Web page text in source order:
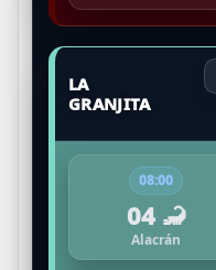
LA
GRANJITA
08:00
04 🦂
Alacrán